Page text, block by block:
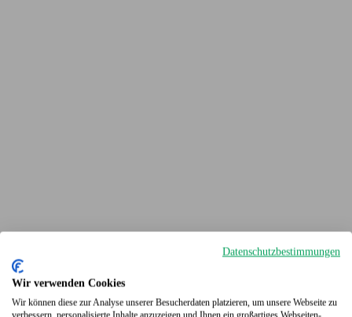
Datenschutzbestimmungen
Wir verwenden Cookies
Wir können diese zur Analyse unserer Besucherdaten platzieren, um unsere Webseite zu